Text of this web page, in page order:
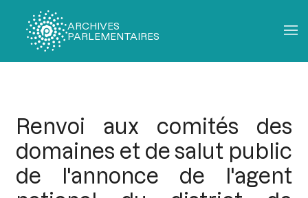
ARCHIVES
PARLEMENTAIRES
Renvoi aux comités des
domaines et de salut public
de l'annonce de l'agent